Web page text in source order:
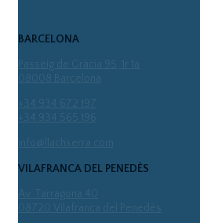
BARCELONA
info@llachserra.com
VILAFRANCA DEL PENEDÈS